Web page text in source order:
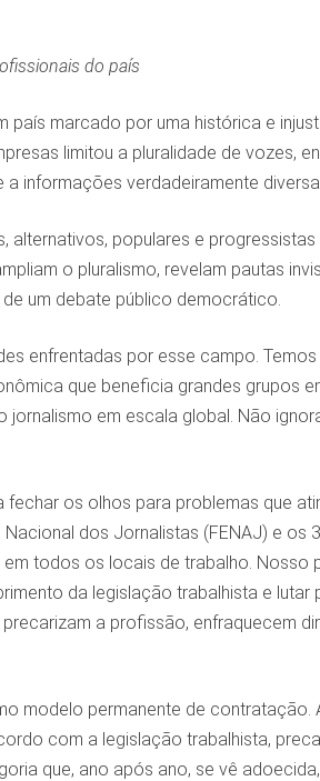
do país
país marcado por uma histórica e
limitou a pluralidade de vozes,
informações verdadeiramente
populares e
o pluralismo, revelam pautas
um debate público democrático.
enfrentadas por esse campo.
que beneficia grandes grupos
em escala global. Não
os olhos para problemas que
dos Jornalistas (FENAJ) e os
todos os locais de trabalho. Nosso
da legislação trabalhista e
a profissão, enfraquecem
modelo permanente de contratação.
com a legislação trabalhista,
que, ano após ano, se vê